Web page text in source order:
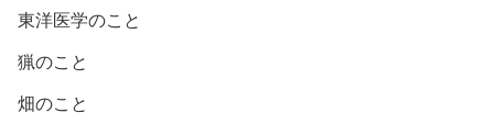
東洋医学のこと
猟のこと
畑のこと